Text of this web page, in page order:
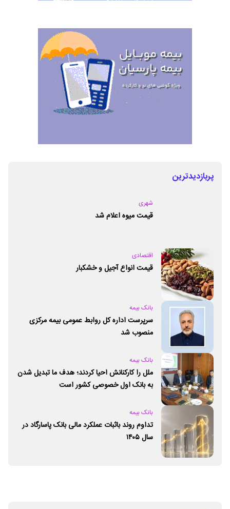
پربازدیدترین
شهری
قیمت میوه اعلام شد
اقتصادی
قیمت انواع آجیل و خشکبار
بانک بیمه
سرپرست اداره کل روابط عمومی بیمه مرکزی
منصوب شد
بانک بیمه
ملل را کارکنانش احیا کردند؛ هدف ما تبدیل شدن
به بانک اول خصوصی کشور است
بانک بیمه
تداوم روند باثبات عملکرد مالی بانک پاسارگاد در
سال ۱۴۰۵